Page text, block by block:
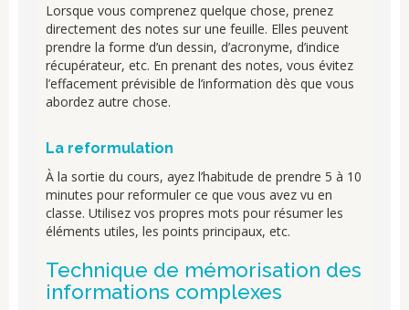
Lorsque vous comprenez quelque chose, prenez
directement des notes sur une feuille. Elles peuvent
prendre la forme d’un dessin, d’acronyme, d’indice
récupérateur, etc. En prenant des notes, vous évitez
l’effacement prévisible de l’information dès que vous
abordez autre chose.
La reformulation
À la sortie du cours, ayez l’habitude de prendre 5 à 10
minutes pour reformuler ce que vous avez vu en
classe. Utilisez vos propres mots pour résumer les
éléments utiles, les points principaux, etc.
Technique de mémorisation des
informations complexes